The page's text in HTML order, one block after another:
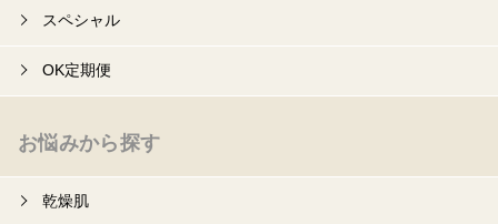
スペシャル
OK定期便
お悩みから探す
乾燥肌